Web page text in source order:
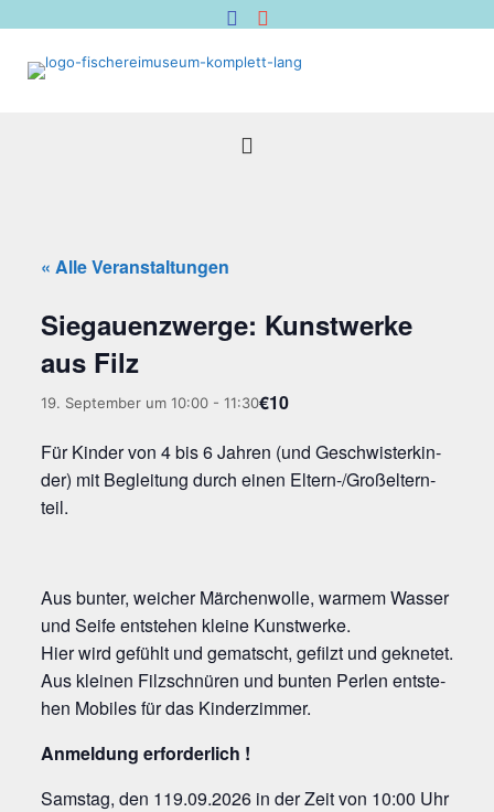
« Alle Veranstaltungen
Sie­gau­enzwer­ge: Kunst­wer­ke
aus Filz
19. September um 10:00- 11:30€10
Für Kin­der von 4 bis 6 Jah­ren (und Geschwis­ter­kin­
der) mit Beglei­tung durch einen Eltern-/Groß­el­tern­
teil.
Aus bun­ter, wei­cher Mär­chen­wol­le, war­mem Was­ser
und Sei­fe ent­ste­hen klei­ne Kunstwerke.
Hier wird gefühlt und gematscht, gefilzt und geknetet.
Aus klei­nen Filz­schnü­ren und bun­ten Per­len ent­ste­
hen Mobi­les für das Kinderzimmer.
Anmel­dung erforderlich !
Sams­tag, den 119.09.2026 in der Zeit von 10:00 Uhr